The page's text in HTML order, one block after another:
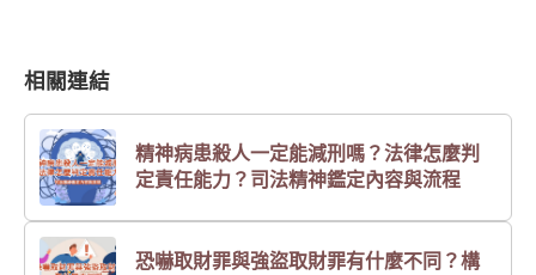
相關連結
精神病患殺人一定能減刑嗎？法律怎麼判
定責任能力？司法精神鑑定內容與流程
恐嚇取財罪與強盜取財罪有什麼不同？構